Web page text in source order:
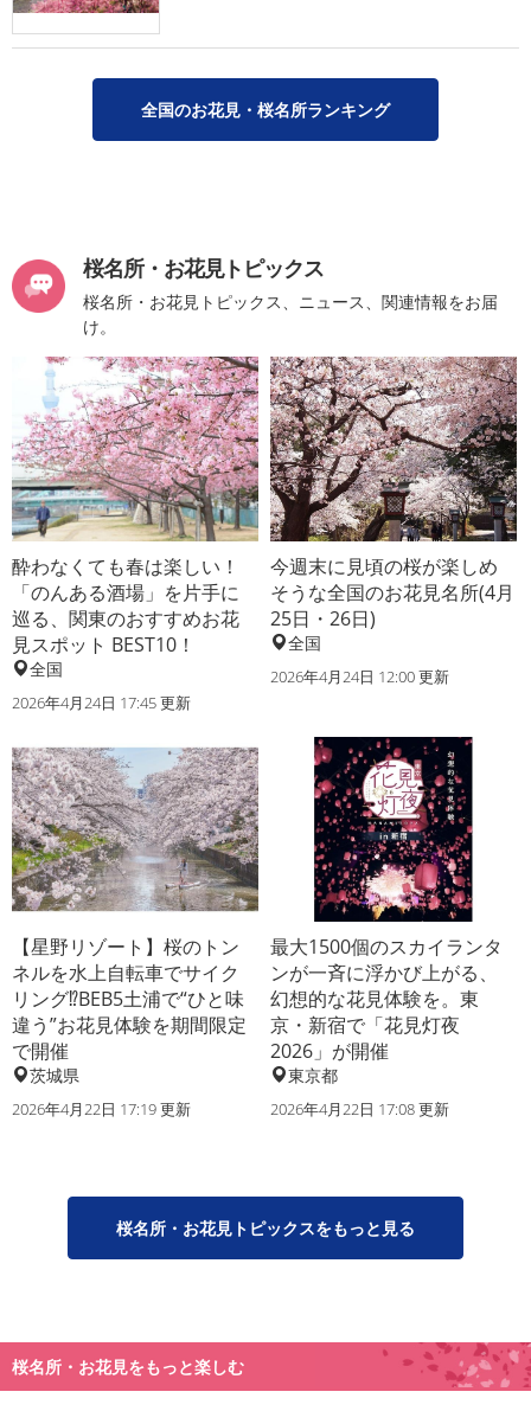
全国のお花見・桜名所ランキング
桜名所・お花見トピックス
桜名所・お花見トピックス、ニュース、関連情報をお届
け。
酔わなくても春は楽しい！
「のんある酒場」を片手に
巡る、関東のおすすめお花
見スポット BEST10！
全国
2026年4月24日 17:45 更新
今週末に見頃の桜が楽しめ
そうな全国のお花見名所(4月
25日・26日)
全国
2026年4月24日 12:00 更新
【星野リゾート】桜のトン
ネルを水上自転車でサイク
リング⁉BEB5土浦で“ひと味
違う”お花見体験を期間限定
で開催
茨城県
2026年4月22日 17:19 更新
最大1500個のスカイランタ
ンが一斉に浮かび上がる、
幻想的な花見体験を。東
京・新宿で「花見灯夜
2026」が開催
東京都
2026年4月22日 17:08 更新
桜名所・お花見トピックスをもっと見る
桜名所・お花見をもっと楽しむ